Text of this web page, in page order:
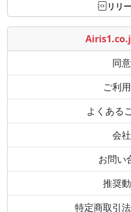
リリ
同
ご利
よくある
会
お問い
推奨
特定商取引